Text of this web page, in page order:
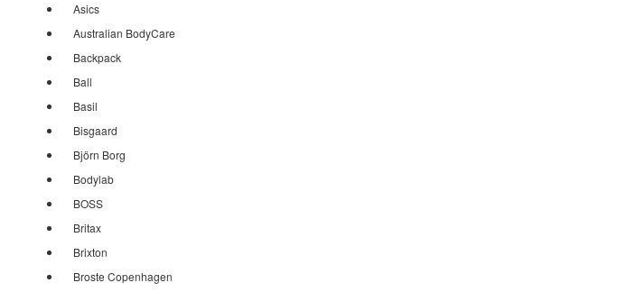
Asics
Australian BodyCare
Backpack
Ball
Basil
Bisgaard
Björn Borg
Bodylab
BOSS
Britax
Brixton
Broste Copenhagen